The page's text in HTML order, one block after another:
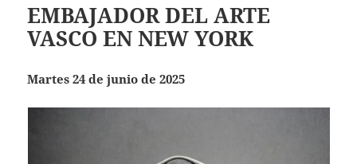
EMBAJADOR DEL ARTE
VASCO EN NEW YORK
Martes 24 de junio de 2025